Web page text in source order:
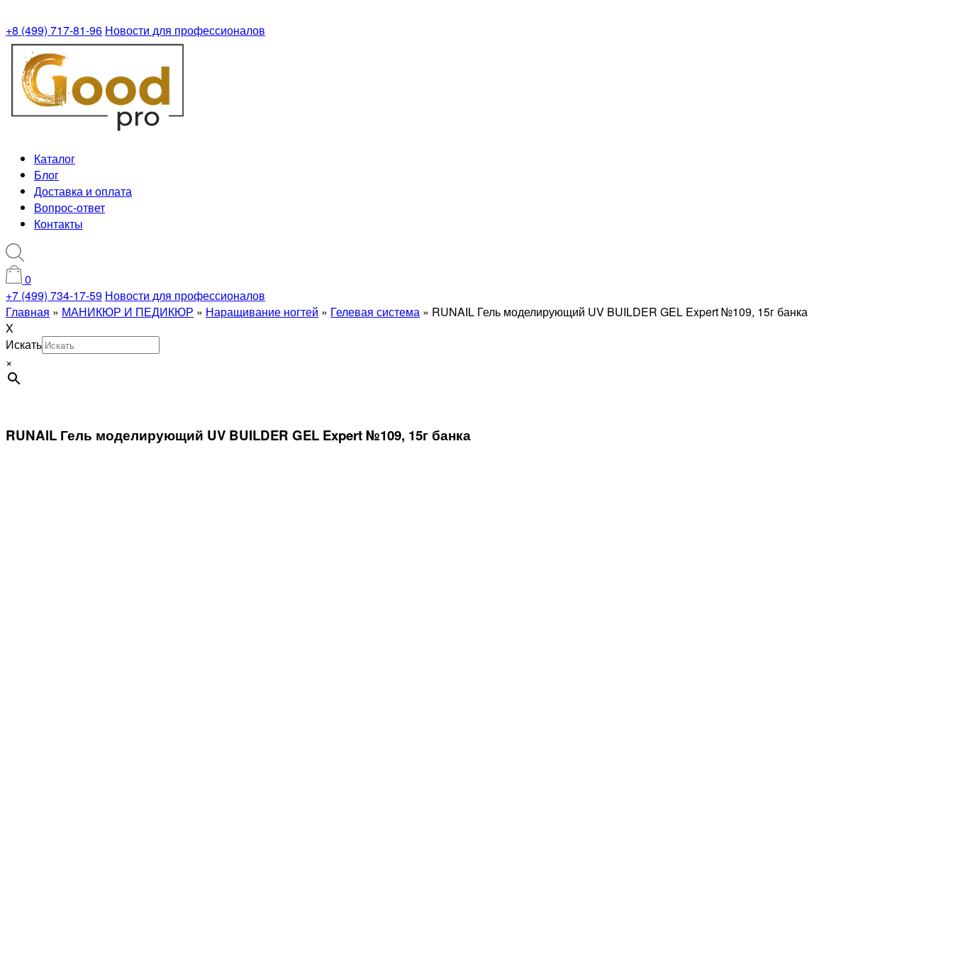
+8 (499) 717-81-96 Новости для профессионалов
Каталог
Блог
Доставка и оплата
Вопрос-ответ
Контакты
0
+7 (499) 734-17-59 Новости для профессионалов
Главная » МАНИКЮР И ПЕДИКЮР » Наращивание ногтей » Гелевая система » RUNAIL Гель моделирующий UV BUILDER GEL Expert №109, 15г банка
X
Искать
×
RUNAIL Гель моделирующий UV BUILDER GEL Expert №109, 15г банка